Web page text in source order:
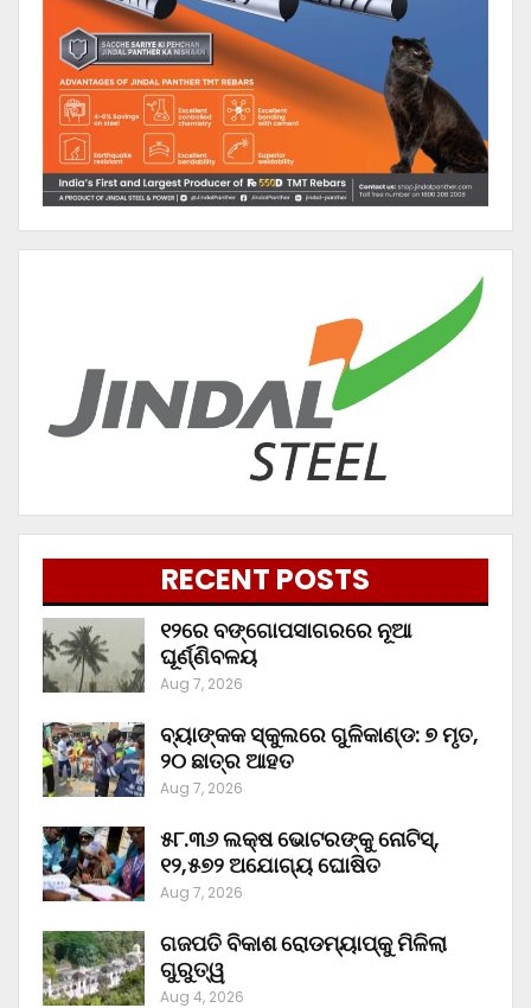
RECENT POSTS
୧୨ରେ ବଙ୍ଗୋପସାଗରରେ ନୂଆ
ଘୂର୍ଣ୍ଣିବଳୟ
Aug 7, 2026
ବ୍ୟାଙ୍କକ ସ୍କୁଲରେ ଗୁଳିକାଣ୍ଡ: ୭ ମୃତ,
୨୦ ଛାତ୍ର ଆହତ
Aug 7, 2026
୫୮.୩୬ ଲକ୍ଷ ଭୋଟରଙ୍କୁ ନୋଟିସ୍‌,
୧୨,୫୭୨ ଅଯୋଗ୍ୟ ଘୋଷିତ
Aug 7, 2026
ଗଜପତି ବିକାଶ ରୋଡମ୍ୟାପ୍‌କୁ ମିଳିଲା
ଗୁରୁତ୍ୱ
Aug 4, 2026